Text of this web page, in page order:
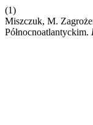
(1)
Miszczuk, M.
Północnoatlantyckim.